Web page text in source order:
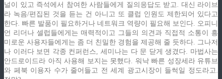
널이 있고 즉석에서 참여한 사람들에게 질의응답도 받고. 대신 라이브
라 녹음/편집된 것을 듣는 건 아니고 또 클럽 인원도 제한되어 있다고
한다. 빠른 발품이 필요하거나 네트워크 역량이 필요해 보인다. 오피니
언 리더나 셀럽들에게는 매력적이고 그들의 의견과 직접적 소통이 흥
미로운 사용자들에게는 좀 더 친밀한 경험을 제공해 줄 듯하다. 그나저
나 이러다 보면 각종 컨퍼런스, 세미나는 다 문 닫게 생겼다. 마법사는
안드로이드라 아직 사용해 보지는 못했다. 워낙 빠른 성장세라 유튜브
와 페북 이용자 수가 줄어들고 전 세계 광고시장이 들썩일 정도라고.